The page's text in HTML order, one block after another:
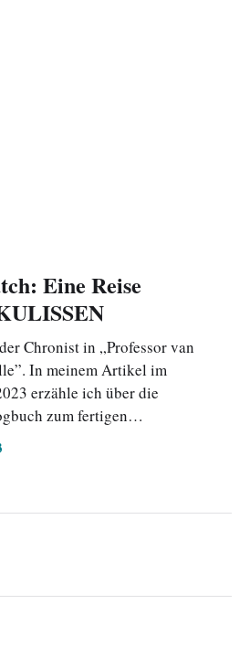
Eine Reise
Chronist in „Professor van
In meinem Artikel im
erzähle ich über die
zum fertigen…